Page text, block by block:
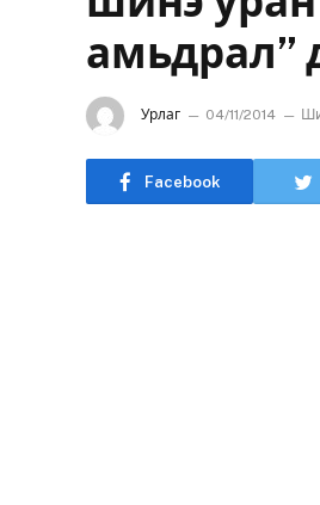
амьдрал”
Урлаг 04/11/2014
Facebook